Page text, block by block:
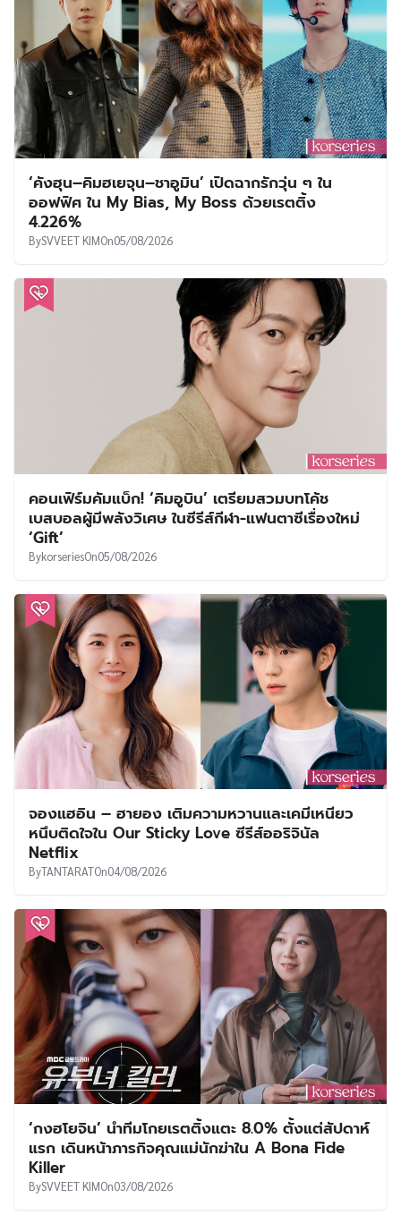
‘คังฮุน–คิมฮเยจุน–ชาอูมิน’ เปิดฉากรักวุ่น ๆ ใน
ออฟฟิศ ใน My Bias, My Boss ด้วยเรตติ้ง
4.226%
BySVVEET KIMOn05/08/2026
คอนเฟิร์มคัมแบ็ก! ‘คิมอูบิน’ เตรียมสวมบทโค้ช
เบสบอลผู้มีพลังวิเศษ ในซีรีส์กีฬา-แฟนตาซีเรื่องใหม่
‘Gift’
BykorseriesOn05/08/2026
จองแฮอิน – ฮายอง เติมความหวานและเคมีเหนียว
หนึบติดใจใน Our Sticky Love ซีรีส์ออริจินัล
Netflix
ByTANTARATOn04/08/2026
‘กงฮโยจิน’ นำทีมโกยเรตติ้งแตะ 8.0% ตั้งแต่สัปดาห์
แรก เดินหน้าภารกิจคุณแม่นักฆ่าใน A Bona Fide
Killer
BySVVEET KIMOn03/08/2026